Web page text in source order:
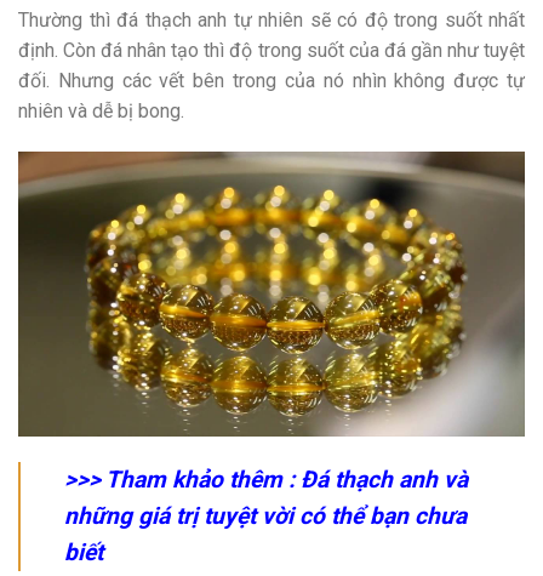
Thường thì đá thạch anh tự nhiên sẽ có độ trong suốt nhất
định. Còn đá nhân tạo thì độ trong suốt của đá gần như tuyệt
đối. Nhưng các vết bên trong của nó nhìn không được tự
nhiên và dễ bị bong.
>>> Tham khảo thêm :Đá thạch anh và
những giá trị tuyệt vời có thể bạn chưa
biết